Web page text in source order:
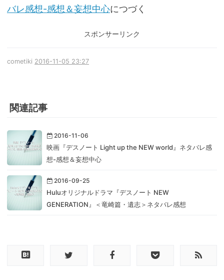
バレ感想-感想＆妄想中心につづく
スポンサーリンク
cometiki 2016-11-05 23:27
関連記事
2016-11-06
映画『デスノート Light up the NEW world』ネタバレ感
想-感想＆妄想中心
2016-09-25
Huluオリジナルドラマ『デスノート NEW
GENERATION』＜竜崎篇・遺志＞ネタバレ感想